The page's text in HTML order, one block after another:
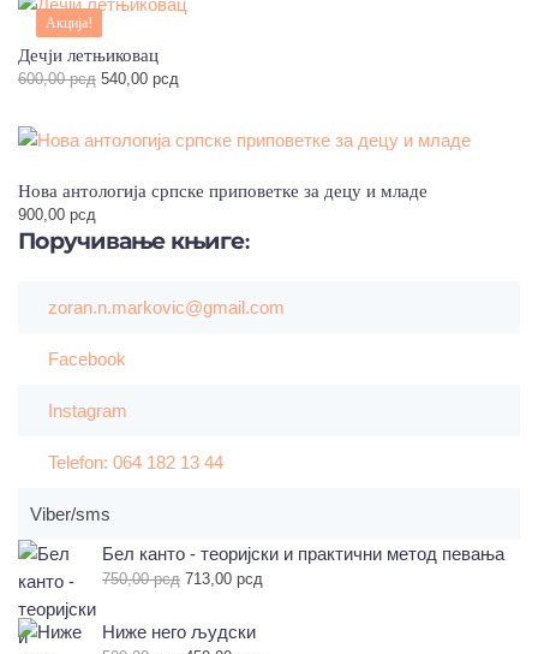
била:
500,00 рсд.
449,00 рсд.
Акција!
Дечји летњиковац
600,00рсд Оригинална
била:
540,00 рсд
540,00 рсд.
Нова антологија српске приповетке за децу и младе
900,00 рсд
Поручивањекњиге:
zoran.n.markovic@gmail.com
Facebook
Instagram
Telefon: 064 182 13 44
Viber/sms
Бел канто - теоријски и практични метод певања
750,00рсд Оригинална
била:
713,00 рсд
Ниже него људски